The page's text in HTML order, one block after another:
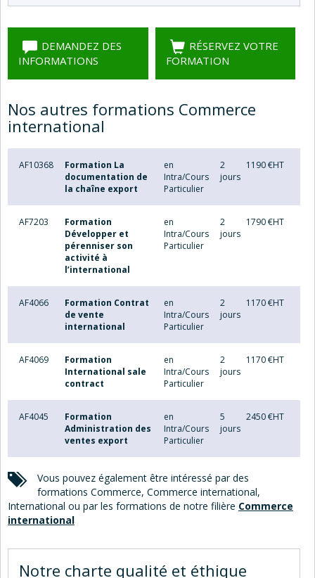
DEMANDEZ DES
INFORMATIONS
RÉSERVEZ VOTRE
FORMATION
Nos autres formations Commerce
international
AF10368
Formation La
documentation de
la chaîne export
en
Intra/Cours
Particulier
2
jours
1190 €HT
AF7203
Formation
Développer et
pérenniser son
activité à
l’international
en
Intra/Cours
Particulier
2
jours
1790 €HT
AF4066
Formation Contrat
de vente
international
en
Intra/Cours
Particulier
2
jours
1170 €HT
AF4069
Formation
International sale
contract
en
Intra/Cours
Particulier
2
jours
1170 €HT
AF4045
Formation
Administration des
ventes export
en
Intra/Cours
Particulier
5
jours
2450 €HT
Vous pouvez également être intéressé par des
formations Commerce, Commerce international,
International ou par les formations de notre filière Commerce
international
Notre charte qualité et éthique